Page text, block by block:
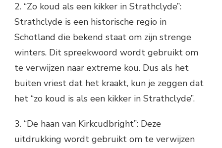
2. “Zo koud als een kikker in Strathclyde”:
Strathclyde is een historische regio in
Schotland die bekend staat om zijn strenge
winters. Dit spreekwoord wordt gebruikt om
te verwijzen naar extreme kou. Dus als het
buiten vriest dat het kraakt, kun je zeggen dat
het “zo koud is als een kikker in Strathclyde”.
3. “De haan van Kirkcudbright”: Deze
uitdrukking wordt gebruikt om te verwijzen